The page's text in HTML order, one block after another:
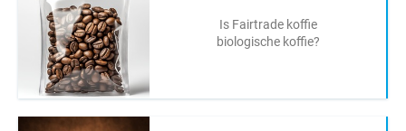
Is Fairtrade koffie
biologische koffie?